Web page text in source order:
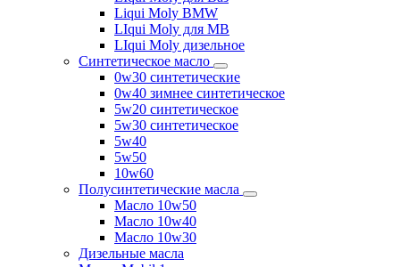
Liqui Moly BMW
LIqui Moly для MB
LIqui Moly дизельное
Синтетическое масло
0w30 синтетические
0w40 зимнее синтетическое
5w20 синтетическое
5w30 синтетическое
5w40
5w50
10w60
Полусинтетические масла
Масло 10w50
Масло 10w40
Масло 10w30
Дизельные масла